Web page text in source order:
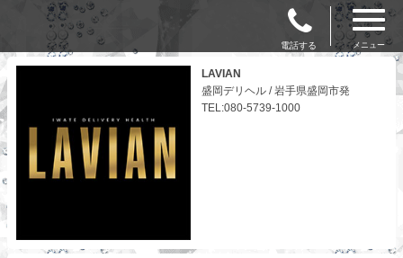
電話する メニュー
LAVIAN
盛岡デリヘル / 岩手県盛岡市発
TEL:080-5739-1000